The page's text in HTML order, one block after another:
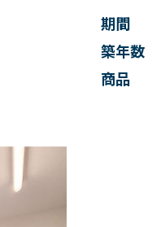
期間
築年数
商品